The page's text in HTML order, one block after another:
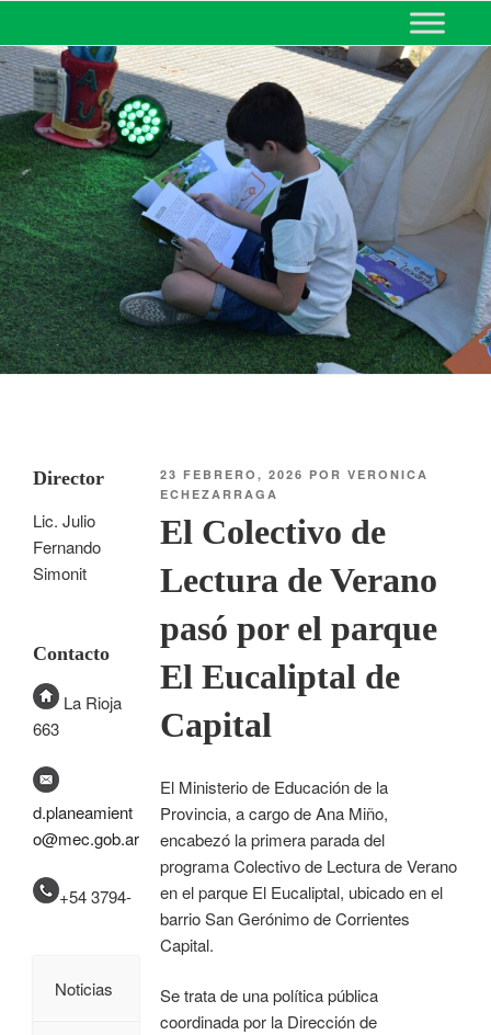
MINISTERIO DE EDUCACIÓN
DE CORRIENTES
23 FEBRERO, 2026 PORVERONICA
ECHEZARRAGA
El Colectivo de
Lectura de Verano
pasó por el parque
El Eucaliptal de
Capital
El Ministerio de Educación de la
Provincia, a cargo de Ana Miño,
encabezó la primera parada del
programa Colectivo de Lectura de Verano
en el parque El Eucaliptal, ubicado en el
barrio San Gerónimo de Corrientes
Capital.
Se trata de una política pública
coordinada por la Dirección de
Director
Lic. Julio
Fernando
Simonit
Contacto
La Rioja
663
d.planeamient
o@mec.gob.ar
+54 3794-
Noticias